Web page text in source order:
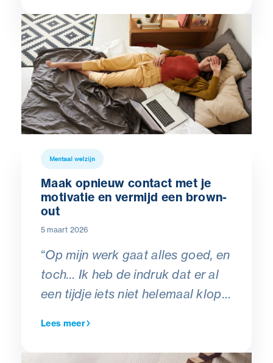
Mentaal welzijn
Maak opnieuw contact met je
motivatie en vermijd een brown-
out
5 maart 2026
“Op mijn werk gaat alles goed, en
toch… Ik heb de indruk dat er al
een tijdje iets niet helemaal klopt.
probleem niet. Nee, het heeft
Lees meer